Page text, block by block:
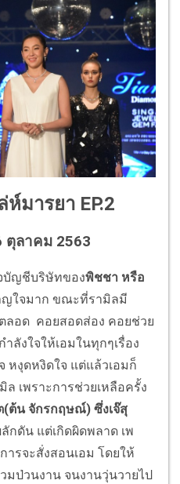
ห์มารยา EP.2
ตุลาคม 2563
บัญชีบริษัทของพิชชา หรือ
ญใจมาก ขณะที่รามิลมี
ลอด คอยสอดส่อง คอยช่วย
ลังใจให้เอมในทุกๆเรื่อง
หงุดหงิดใจ แต่แล้วเอมก็
ล เพราะการช่วยเหลือครั้ง
(ต้น จักรกฤษณ์) ซึ่งเจ๊สุ
กดัน แต่เกิดผิดพลาด เพ
ารจะสั่งสอนเอม โดยให้
มป่วนงาน จนงานวุ่นวายไป